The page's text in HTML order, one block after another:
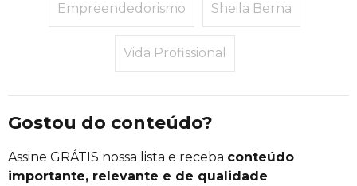
Empreendedorismo Sheila Berna
Vida Profissional
Gostou do conteúdo?
Assine GRÁTIS nossa lista e receba conteúdo
importante, relevante e de qualidade